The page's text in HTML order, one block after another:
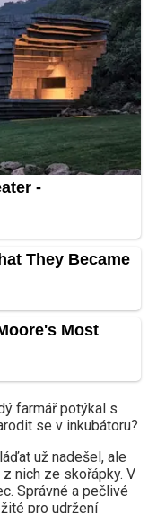
farmář potýkal s
se v inkubátoru?
už nadešel, ale
nich ze skořápky. V
Správné a pečlivé
pro udržení